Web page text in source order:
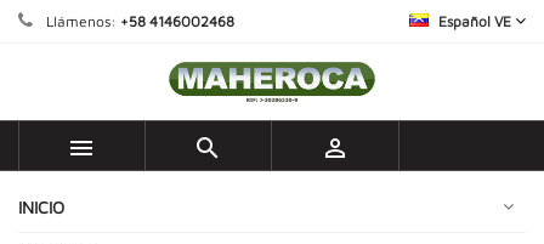
Llámenos: +58 4146002468 Español VE
  
INICIO